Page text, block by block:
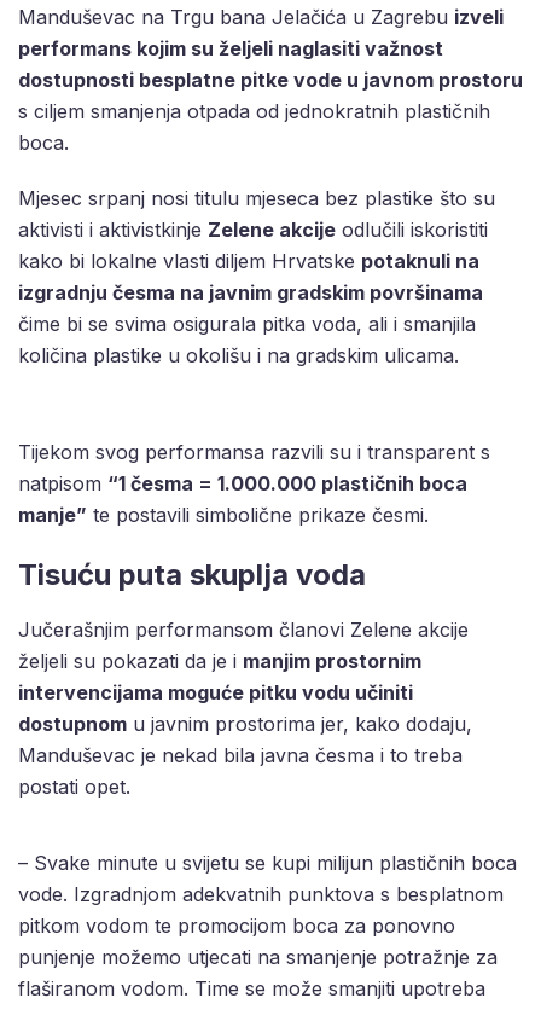
Manduševac na Trgu bana Jelačića u Zagrebu izveli
performans kojim su željeli naglasiti važnost
dostupnosti besplatne pitke vode u javnom prostoru
s ciljem smanjenja otpada od jednokratnih plastičnih
boca.
Mjesec srpanj nosi titulu mjeseca bez plastike što su
aktivisti i aktivistkinje Zelene akcije odlučili iskoristiti
kako bi lokalne vlasti diljem Hrvatske potaknuli na
izgradnju česma na javnim gradskim površinama
čime bi se svima osigurala pitka voda, ali i smanjila
količina plastike u okolišu i na gradskim ulicama.
Tijekom svog performansa razvili su i transparent s
natpisom “1 česma = 1.000.000 plastičnih boca
manje” te postavili simbolične prikaze česmi.
Tisuću puta skuplja voda
Jučerašnjim performansom članovi Zelene akcije
željeli su pokazati da je i manjim prostornim
intervencijama moguće pitku vodu učiniti
dostupnom u javnim prostorima jer, kako dodaju,
Manduševac je nekad bila javna česma i to treba
postati opet.
– Svake minute u svijetu se kupi milijun plastičnih boca
vode. Izgradnjom adekvatnih punktova s besplatnom
pitkom vodom te promocijom boca za ponovno
punjenje možemo utjecati na smanjenje potražnje za
flaširanom vodom. Time se može smanjiti upotreba